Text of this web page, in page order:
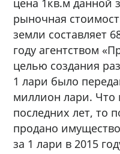
цена 1кв.м данной
рыночная
земли составляет
году агентством
целью создания
1 лари было
миллион лари. Что
последних лет, то
продано
за 1 лари в 2015